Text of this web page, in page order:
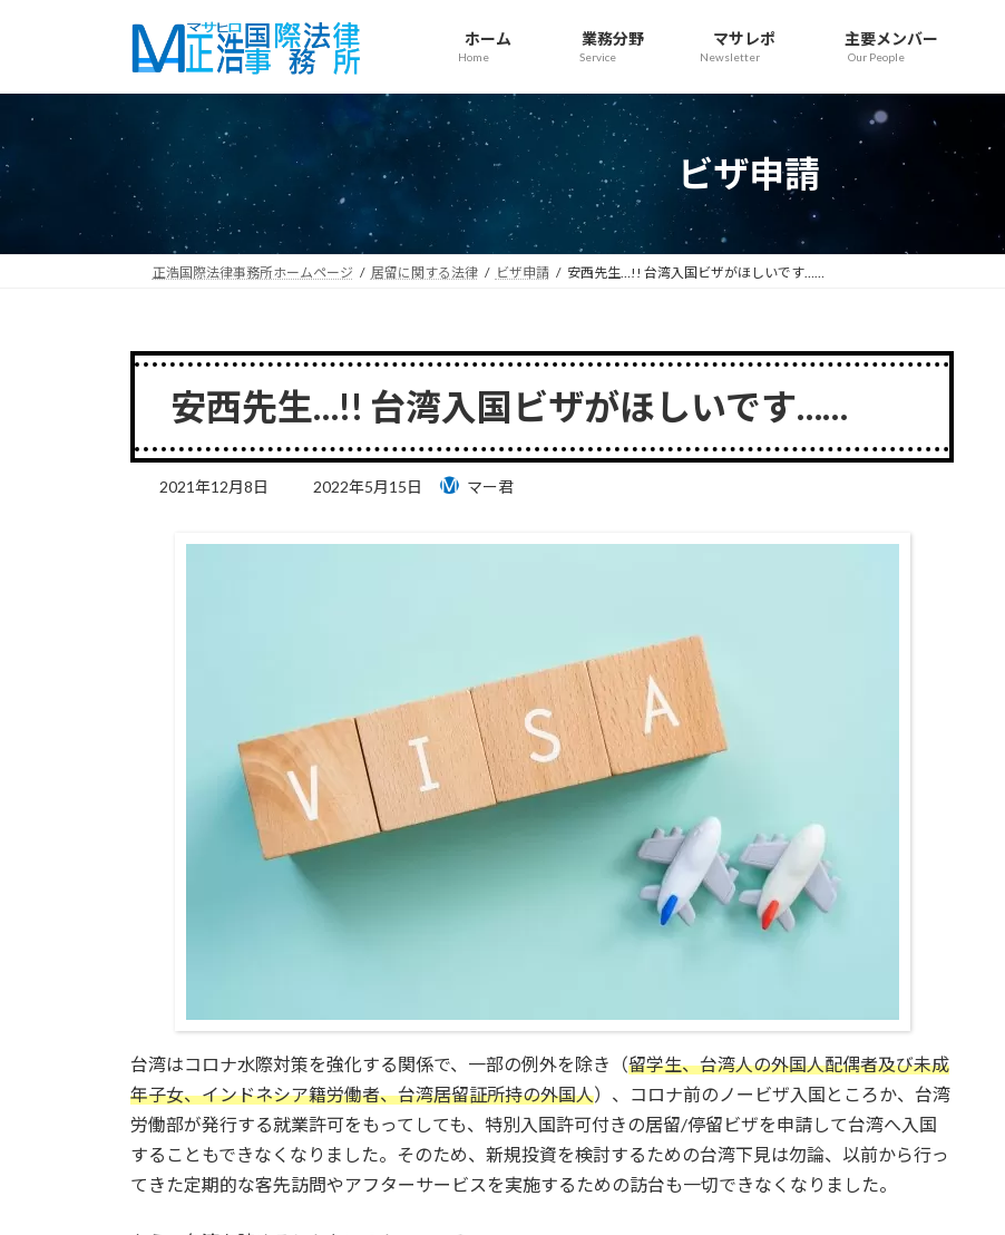
ン
へ
ス
キ
プ
ー
ョ
ン
に
動
ホーム
Home
業務分野
Service
マサレポ
Newsletter
主要メンバー
Our People
ビザ申請
正浩国際法律事務所ホームページ 居留に関する法律 ビザ申請 安西先生…!! 台湾入国ビザがほしいです……
安西先生…!! 台湾入国ビザがほしいです……
2021年12月8日
最
新
2022年5月15日 マー君
台湾はコロナ水際対策を強化する関係で、一部の例外を除き（留学生、台湾人の外国人配偶者及び未成
年子女、インドネシア籍労働者、台湾居留証所持の外国人）、コロナ前のノービザ入国ところか、台湾
労働部が発行する就業許可をもってしても、特別入国許可付きの居留/停留ビザを申請して台湾へ入国
することもできなくなりました。そのため、新規投資を検討するための台湾下見は勿論、以前から行っ
てきた定期的な客先訪問やアフターサービスを実施するための訪台も一切できなくなりました。